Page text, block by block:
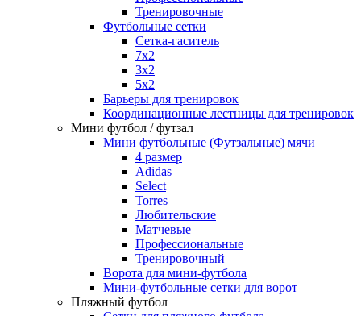
Тренировочные
Футбольные сетки
Сетка-гаситель
7x2
3х2
5х2
Барьеры для тренировок
Координационные лестницы для тренировок
Мини футбол / футзал
Мини футбольные (Футзальные) мячи
4 размер
Adidas
Select
Torres
Любительские
Матчевые
Профессиональные
Тренировочный
Ворота для мини-футбола
Мини-футбольные сетки для ворот
Пляжный футбол